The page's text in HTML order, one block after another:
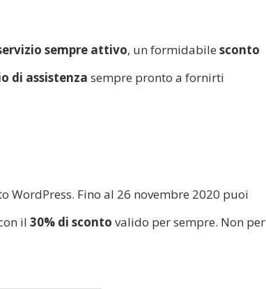
sempre attivo, un formidabile sconto
di assistenza sempre pronto a fornirti
WordPress. Fino al 26 novembre 2020 puoi
il 30% di sconto valido per sempre. Non per